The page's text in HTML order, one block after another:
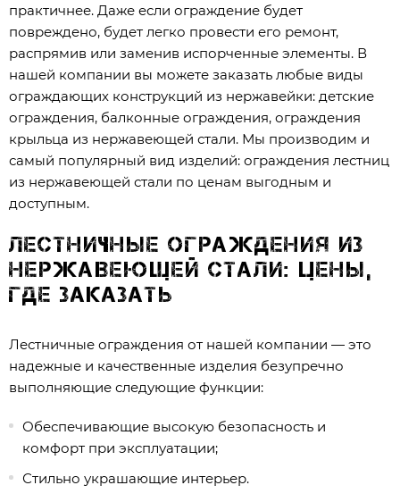
практичнее. Даже если ограждение будет
повреждено, будет легко провести его ремонт,
распрямив или заменив испорченные элементы. В
нашей компании вы можете заказать любые виды
ограждающих конструкций из нержавейки: детские
ограждения, балконные ограждения, ограждения
крыльца из нержавеющей стали. Мы производим и
самый популярный вид изделий: ограждения лестниц
из нержавеющей стали по ценам выгодным и
доступным.
Лестничные ограждения из
нержавеющей стали: цены,
где заказать
Лестничные ограждения от нашей компании — это
надежные и качественные изделия безупречно
выполняющие следующие функции:
Обеспечивающие высокую безопасность и
комфорт при эксплуатации;
Стильно украшающие интерьер.